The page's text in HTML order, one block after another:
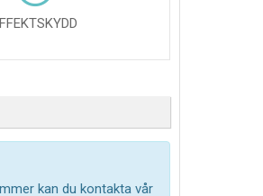
kan du kontakta vår